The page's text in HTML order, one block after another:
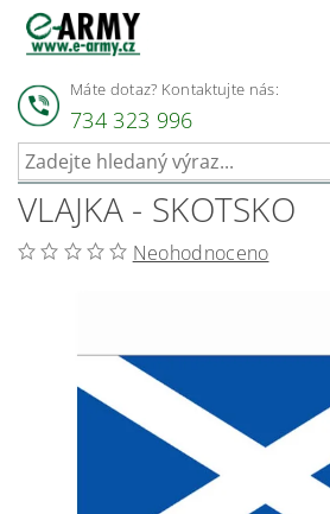
Máte dotaz? Kontaktujte nás:
734 323 996
VLAJKA - SKOTSKO
Neohodnoceno